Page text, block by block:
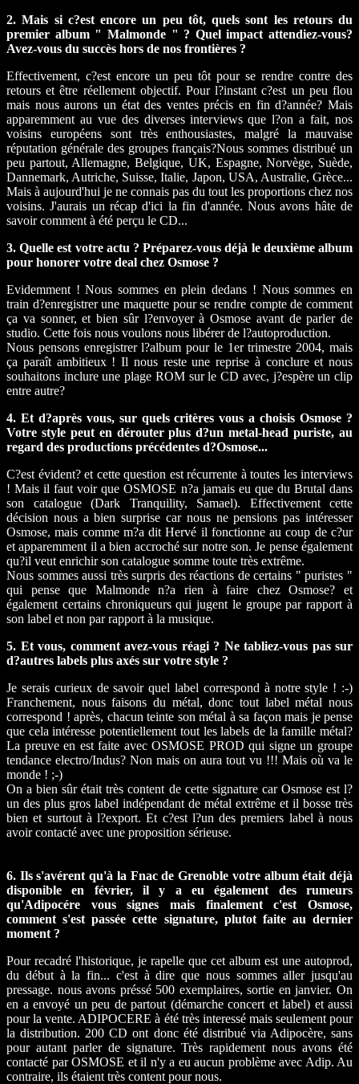
2. Mais si c?est encore un peu tôt, quels sont les retours du
premier album " Malmonde " ? Quel impact attendiez-vous?
Avez-vous du succès hors de nos frontières ?
Effectivement, c?est encore un peu tôt pour se rendre contre des
retours et être réellement objectif. Pour l?instant c?est un peu flou
mais nous aurons un état des ventes précis en fin d?année? Mais
apparemment au vue des diverses interviews que l?on a fait, nos
voisins européens sont très enthousiastes, malgré la mauvaise
réputation générale des groupes français?Nous sommes distribué un
peu partout, Allemagne, Belgique, UK, Espagne, Norvège, Suède,
Dannemark, Autriche, Suisse, Italie, Japon, USA, Australie, Grèce...
Mais à aujourd'hui je ne connais pas du tout les proportions chez nos
voisins. J'aurais un récap d'ici la fin d'année. Nous avons hâte de
savoir comment à été perçu le CD...
3. Quelle est votre actu ? Préparez-vous déjà le deuxième album
pour honorer votre deal chez Osmose ?
Evidemment ! Nous sommes en plein dedans ! Nous sommes en
train d?enregistrer une maquette pour se rendre compte de comment
ça va sonner, et bien sûr l?envoyer à Osmose avant de parler de
studio. Cette fois nous voulons nous libérer de l?autoproduction.
Nous pensons enregistrer l?album pour le 1er trimestre 2004, mais
ça paraît ambitieux ! Il nous reste une reprise à conclure et nous
souhaitons inclure une plage ROM sur le CD avec, j?espère un clip
entre autre?
4. Et d?après vous, sur quels critères vous a choisis Osmose ?
Votre style peut en dérouter plus d?un metal-head puriste, au
regard des productions précédentes d?Osmose...
C?est évident? et cette question est récurrente à toutes les interviews
! Mais il faut voir que OSMOSE n?a jamais eu que du Brutal dans
son catalogue (Dark Tranquility, Samael). Effectivement cette
décision nous a bien surprise car nous ne pensions pas intéresser
Osmose, mais comme m?a dit Hervé il fonctionne au coup de c?ur
et apparemment il a bien accroché sur notre son. Je pense également
qu?il veut enrichir son catalogue somme toute très extrême.
Nous sommes aussi très surpris des réactions de certains " puristes "
qui pense que Malmonde n?a rien à faire chez Osmose? et
également certains chroniqueurs qui jugent le groupe par rapport à
son label et non par rapport à la musique.
5. Et vous, comment avez-vous réagi ? Ne tabliez-vous pas sur
d?autres labels plus axés sur votre style ?
Je serais curieux de savoir quel label correspond à notre style ! :-)
Franchement, nous faisons du métal, donc tout label métal nous
correspond ! après, chacun teinte son métal à sa façon mais je pense
que cela intéresse potentiellement tout les labels de la famille métal?
La preuve en est faite avec OSMOSE PROD qui signe un groupe
tendance electro/Indus? Non mais on aura tout vu !!! Mais où va le
monde ! ;-)
On a bien sûr était très content de cette signature car Osmose est l?
un des plus gros label indépendant de métal extrême et il bosse très
bien et surtout à l?export. Et c?est l?un des premiers label à nous
avoir contacté avec une proposition sérieuse.
6. Ils s'avérent qu'à la Fnac de Grenoble votre album était déjà
disponible en février, il y a eu également des rumeurs
qu'Adipocére vous signes mais finalement c'est Osmose,
comment s'est passée cette signature, plutot faite au dernier
moment ?
Pour recadré l'historique, je rapelle que cet album est une autoprod,
du début à la fin... c'est à dire que nous sommes aller jusqu'au
pressage. nous avons préssé 500 exemplaires, sortie en janvier. On
en a envoyé un peu de partout (démarche concert et label) et aussi
pour la vente. ADIPOCERE à été très interessé mais seulement pour
la distribution. 200 CD ont donc été distribué via Adipocère, sans
pour autant parler de signature. Très rapidement nous avons été
contacté par OSMOSE et il n'y a eu aucun problème avec Adip. Au
contraire, ils étaient très content pour nous.